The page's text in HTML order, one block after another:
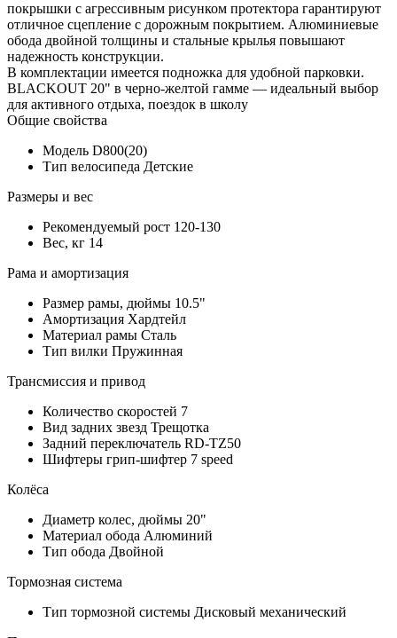
покрышки с агрессивным рисунком протектора гарантируют
отличное сцепление с дорожным покрытием. Алюминиевые
обода двойной толщины и стальные крылья повышают
надежность конструкции.
В комплектации имеется подножка для удобной парковки.
BLACKOUT 20" в черно-желтой гамме — идеальный выбор
для активного отдыха, поездок в школу
Общие свойства
Модель D800(20)
Тип велосипеда Детские
Размеры и вес
Рекомендуемый рост 120-130
Вес, кг 14
Рама и амортизация
Размер рамы, дюймы 10.5"
Амортизация Хардтейл
Материал рамы Сталь
Тип вилки Пружинная
Трансмиссия и привод
Количество скоростей 7
Вид задних звезд Трещотка
Задний переключатель RD-TZ50
Шифтеры грип-шифтер 7 speed
Колёса
Диаметр колес, дюймы 20"
Материал обода Алюминий
Тип обода Двойной
Тормозная система
Тип тормозной системы Дисковый механический